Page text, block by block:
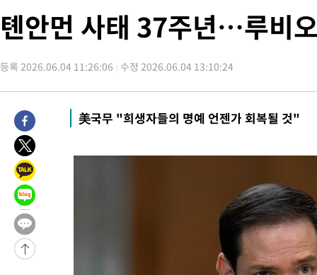
41분 전 >여수 오동도 해상서 모터보트 전복…1명 사망·1명 실종
날씨]
2시간 전 >축구협회 "압수수색·성접대 논란 사과…쇄신의 기회로 삼겠다"
2시간 전 >[속보]'압수수색·성접대 논란' 축구협회 "실망과 걱정 안겨드려
6시간 전 >
'최고 37도' 폭염 지속…강원동해안 최대 150㎜ 비
8시간 전 >
[속보]뉴욕증시 상승 마감…S&P 0.6% 나스닥 1.3%↑
-31293초 전 >
-22340초 전 >
한민수·김용 순
-22293초 전 >
[속보]김민석, 與 전대 당원투표 누적 득표율 45.42%로 1위…
청래 44.56%
-21575초 전 >
[속보]與 대표 경선 제주·인천 당원투표…金 47.75%·鄭
42.08%·宋 10.17%
-21109초 전 >
이강인 "아틀레티코 이적 기뻐…등번호 7번 의미보단 팀 위해
것"
-21044초 전 >
[속보]與 당대표 경선, 제주·인천 권리당원 투표 김민석 승리
낮 최고 35도 '무더위'…동해안 시간당 30㎜ '강한 비'[내일날
톈안먼 사태 37주년…루비
등록 2026.06.04 11:26:06 수정 2026.06.04 13:10:24
美국무 "희생자들의 명예 언젠가 회복될 것"